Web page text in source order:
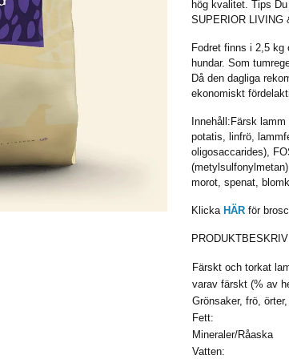
hög kvalitet. Tips
SUPERIOR LIVING
Fodret finns i 2,5 kg
hundar. Som
Då den dagliga
ekonomiskt
Innehåll:Färsk
potatis, linfrö,
oligosaccarides),
morot, spenat,
Klicka HÄR för
Färskt och torkat
varav färskt (% av
Grönsaker, frö,
Fett:
Mineraler/Råaska
Vatten: